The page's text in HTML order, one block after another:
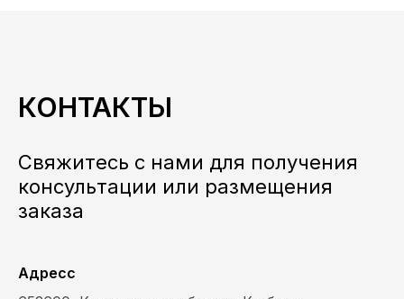
КОНТАКТЫ
Свяжитесь с нами для получения
консультации или размещения
заказа
Адресс